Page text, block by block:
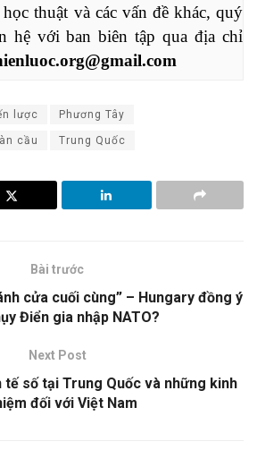
thuật và các vấn đề khác, quý
hệ với ban biên tập qua địa chỉ
lược Phương Tây
cầu Trung Quốc
Bài trước
cửa cuối cùng” – Hungary đồng ý
Điển gia nhập NATO?
Next Post
tế số tại Trung Quốc và những kinh
đối với Việt Nam